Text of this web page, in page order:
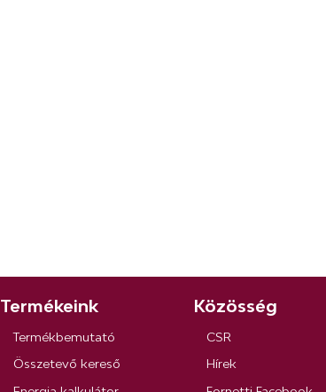
Termékeink
Termékbemutató
Összetevő kereső
Közösség
CSR
Hírek